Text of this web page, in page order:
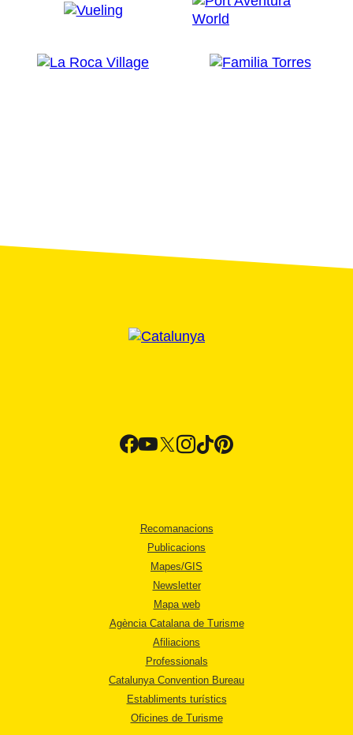
Recomanacions
Publicacions
Mapes/GIS
Newsletter
Mapa web
Agència Catalana de Turisme
Afiliacions
Professionals
Catalunya Convention Bureau
Establiments turístics
Oficines de Turisme